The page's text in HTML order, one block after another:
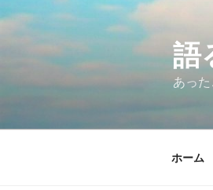
ツ
語
あっ
ホーム